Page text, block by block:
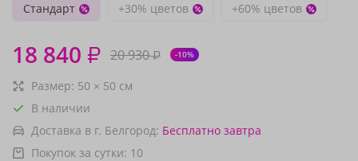
Стандарт
+30% цветов +60% цветов
18 840 ₽ 20 930₽ -10%
Размер: 50 × 50 см
В наличии
Доставка в г. Белгород: Бесплатно завтра
Покупок за сутки: 10